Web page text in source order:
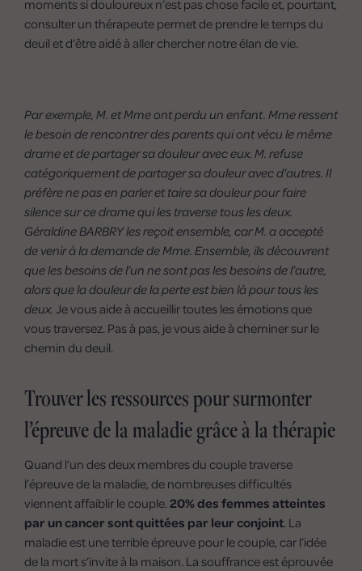
moments si douloureux n’est pas chose facile et, pourtant,
consulter un thérapeute permet de prendre le temps du
deuil et d’être aidé à aller chercher notre élan de vie.
Par exemple, M. et Mme ont perdu un enfant. Mme ressent
le besoin de rencontrer des parents qui ont vécu le même
drame et de partager sa douleur avec eux. M. refuse
catégoriquement de partager sa douleur avec d’autres. Il
préfère ne pas en parler et taire sa douleur pour faire
silence sur ce drame qui les traverse tous les deux.
Géraldine BARBRY les reçoit ensemble, car M. a accepté
de venir à la demande de Mme. Ensemble, ils découvrent
que les besoins de l’un ne sont pas les besoins de l’autre,
alors que la douleur de la perte est bien là pour tous les
deux. Je vous aide à accueillir toutes les émotions que
vous traversez. Pas à pas, je vous aide à cheminer sur le
chemin du deuil.
Trouver les ressources pour surmonter
l’épreuve de la maladie grâce à la thérapie
Quand l’un des deux membres du couple traverse
l’épreuve de la maladie, de nombreuses difficultés
viennent affaiblir le couple. 20% des femmes atteintes
par un cancer sont quittées par leur conjoint. La
maladie est une terrible épreuve pour le couple, car l’idée
de la mort s’invite à la maison. La souffrance est éprouvée